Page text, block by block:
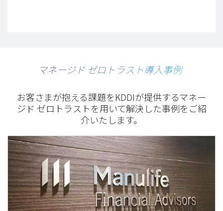
マネージド ゼロトラスト導入事例
お客さまが抱える課題をKDDIが提供するマネー
ジド ゼロトラストを用いて解決した事例をご紹
介いたします。